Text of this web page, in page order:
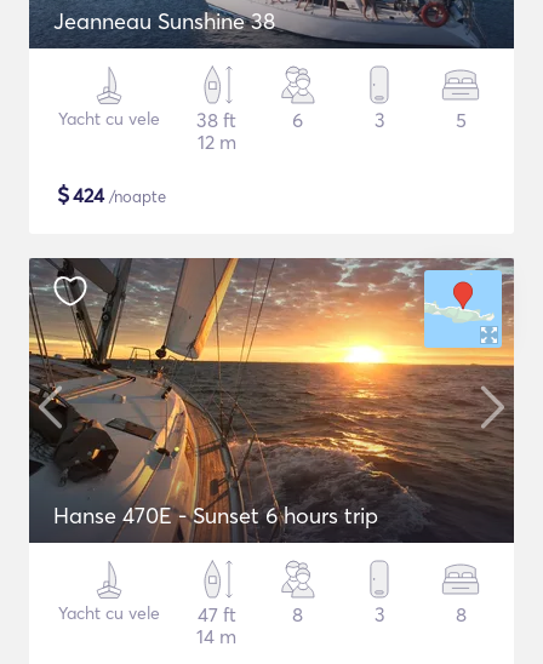
Jeanneau Sunshine 38
Yacht cu vele
38 ft
12 m
6 3 5
$424/noapte
Hanse 470E - Sunset 6 hours trip
Yacht cu vele
47 ft
14 m
8 3 8